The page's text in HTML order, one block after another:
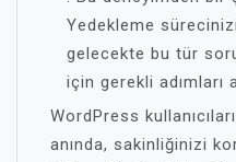
Yedekleme
gelecekte bu tür
için gerekli adımları
WordPress
anında, sakinliğinizi